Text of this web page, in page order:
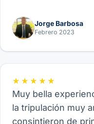
Jorge Barbosa
Febrero 2023
★★★★★
Muy bella
la tripulación muy
consintieron de